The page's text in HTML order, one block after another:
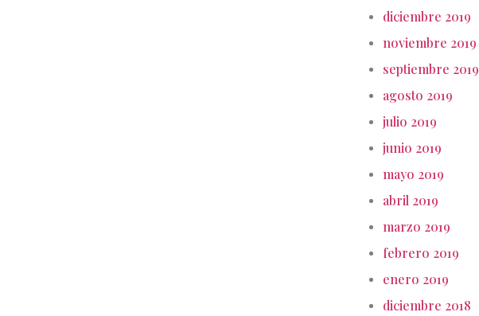
diciembre 2019
noviembre 2019
septiembre 2019
agosto 2019
julio 2019
junio 2019
mayo 2019
abril 2019
marzo 2019
febrero 2019
enero 2019
diciembre 2018